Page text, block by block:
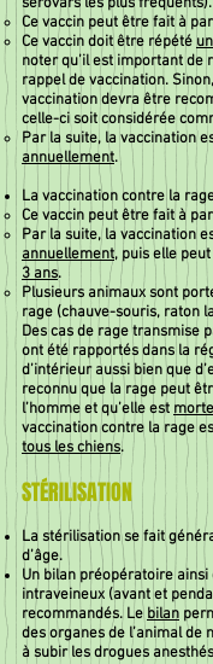
Ce vaccin peut être fait à
Ce vaccin doit être répété
noter qu’il est important de
rappel de vaccination.
vaccination devra être
celle-ci soit considérée
Par la suite, la vaccination
annuellement.
La vaccination contre la
Ce vaccin peut être fait à
Par la suite, la vaccination
annuellement, puis elle
3 ans.
Plusieurs animaux sont
rage (chauve-souris, raton
Des cas de rage transmise
ont été rapportés dans la
d’intérieur aussi bien que
reconnu que la rage peut
l’homme et qu’elle est
vaccination contre la rage
tous les chiens.
STÉRILISATION
La stérilisation se fait
d’âge.
Un bilan préopératoire ainsi
intraveineux (avant et
recommandés. Le bilan
des organes de l’animal de
à subir les drogues